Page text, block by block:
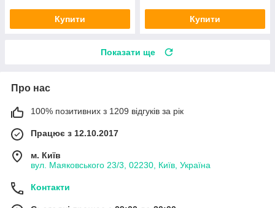
Купити Купити
Показати ще
Про нас
100% позитивних з 1209 відгуків за рік
Працює з 12.10.2017
м. Київ
вул. Маяковського 23/3, 02230, Київ, Україна
Контакти